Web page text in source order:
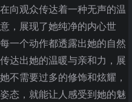
向观众传达着一种无声的温
，展现了她纯净的内心世
一个动作都透露出她的自然
达出她的温暖与亲和力，展
不需要过多的修饰和炫耀，
态，就能让人感受到她的魅